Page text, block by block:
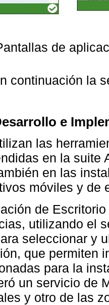
de
continuación la
e
las
en la suite
en las
móviles y de
de
utilizando el
seleccionar y
que permiten
para la
un servicio de
y otro de las